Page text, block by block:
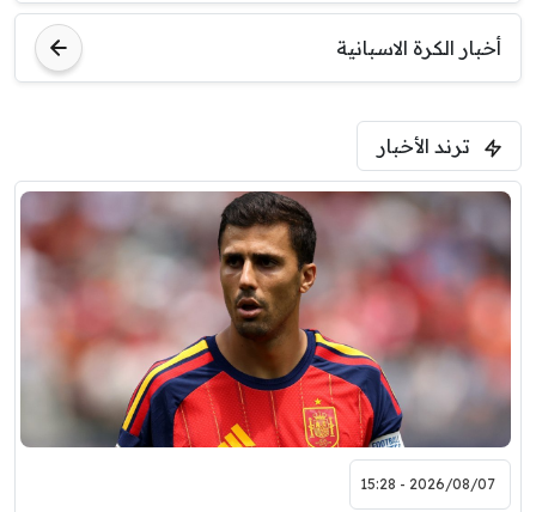
أخبار الكرة الاسبانية
ترند الأخبار
2026/08/07 - 15:28